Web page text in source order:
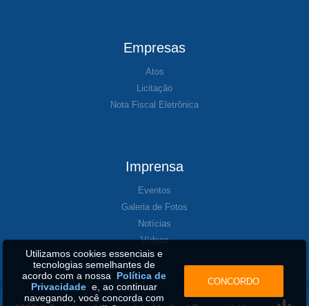
Empresas
Atos
Licitação
Nota Fiscal Eletrônica
Imprensa
Eventos
Galeria de Fotos
Notícias
Vídeos
Utilizamos cookies essenciais e
tecnologias semelhantes de
acordo com a nossa Política de
Privacidadee, ao continuar
navegando, você concorda com
CONCORDO